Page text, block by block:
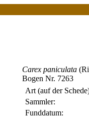
Carex paniculata
Bogen Nr. 7263
Art (auf der
Sammler:
Funddatum: